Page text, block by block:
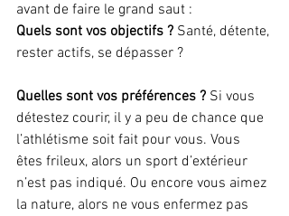
avant de faire le grand saut :
Quels sont vos objectifs ? Santé, détente,
rester actifs, se dépasser ?
Quelles sont vos préférences ? Si vous
détestez courir, il y a peu de chance que
l’athlétisme soit fait pour vous. Vous
êtes frileux, alors un sport d’extérieur
n’est pas indiqué. Ou encore vous aimez
la nature, alors ne vous enfermez pas